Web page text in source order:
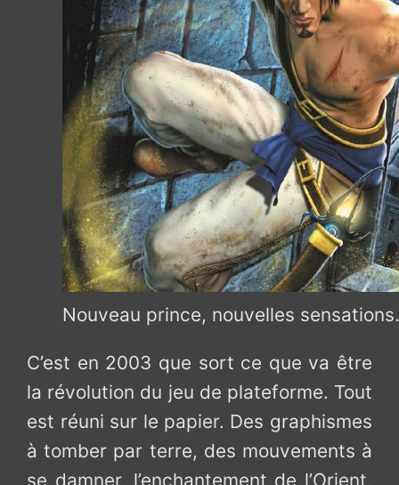
Nouveau prince, nouvelles
C’est en 2003 que sort ce que va être
la révolution du jeu de plateforme. Tout
est réuni sur le papier. Des graphismes
à tomber par terre, des mouvements à
se damner, l’enchantement de l’Orient,